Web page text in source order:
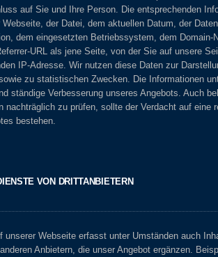
auf Sie und Ihre Person. Die entsprechenden
Webseite, der Datei, dem aktuellen Datum, der
dem eingesetzten Betriebssystem, dem Domain-
URL als jene Seite, von der Sie auf unsere
IP-Adresse. Wir nutzen diese Daten zur
zu statistischen Zwecken. Die Informationen
ständige Verbesserung unseres Angebots. Auch
nachträglich zu prüfen, sollte der Verdacht auf eine
bestehen.
VON DRITTANBIETERN
unserer Webseite erfasst unter Umständen auch
anderen Anbietern, die unser Angebot ergänzen.